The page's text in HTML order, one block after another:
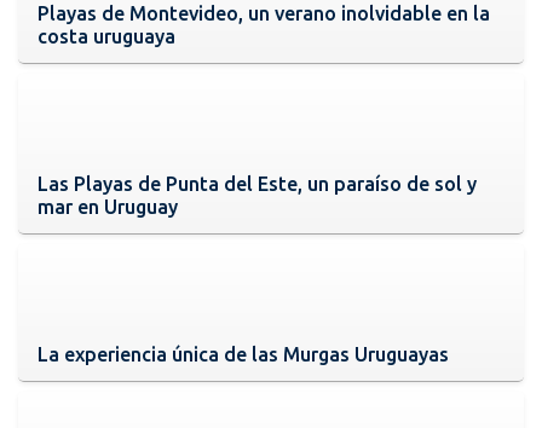
Playas de Montevideo, un verano inolvidable en la
costa uruguaya
Las Playas de Punta del Este, un paraíso de sol y
mar en Uruguay
La experiencia única de las Murgas Uruguayas